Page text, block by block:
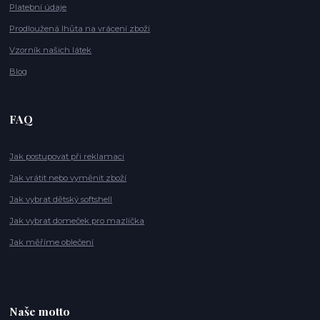
Platební údaje
Prodloužená lhůta na vrácení zboží
Vzorník našich látek
Blog
FAQ
Jak postupovat při reklamaci
Jak vrátit nebo vyměnit zboží
Jak vybrat dětský softshell
Jak vybrat domeček pro mazlíčka
Jak měříme oblečení
Naše motto